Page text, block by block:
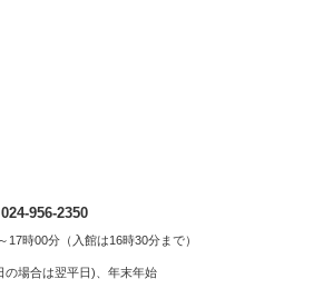
024-956-2350
17時00分（入館は16時30分まで）
の場合は翌平日)、年末年始